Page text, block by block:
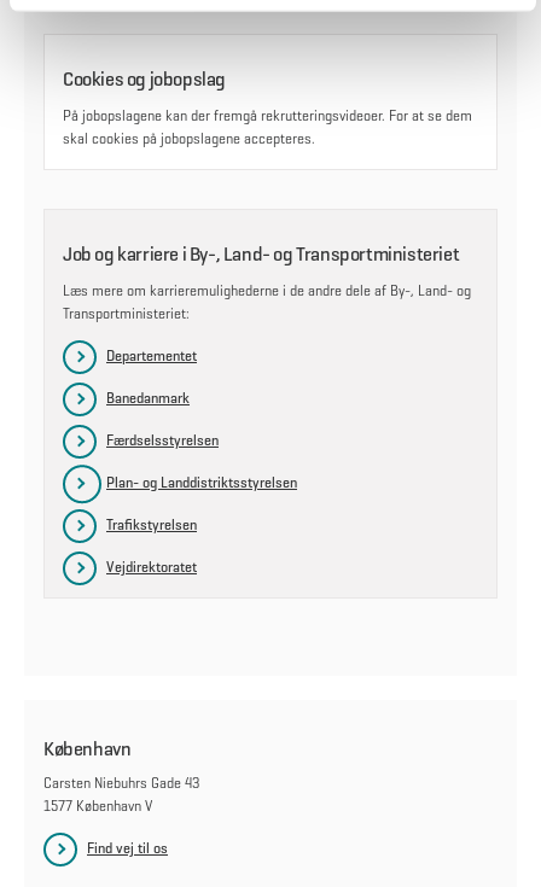
Cookies og jobopslag
På jobopslagene kan der fremgå rekrutteringsvideoer. For at se dem
skal cookies på jobopslagene accepteres.
Job og karriere i By-, Land- og Transportministeriet
Læs mere om karrieremulighederne i de andre dele af By-, Land- og
Transportministeriet:
Departementet
Banedanmark
Færdselsstyrelsen
Plan- og Landdistriktsstyrelsen
Trafikstyrelsen
Vejdirektoratet
København
Carsten Niebuhrs Gade 43
1577 København V
Find vej til os